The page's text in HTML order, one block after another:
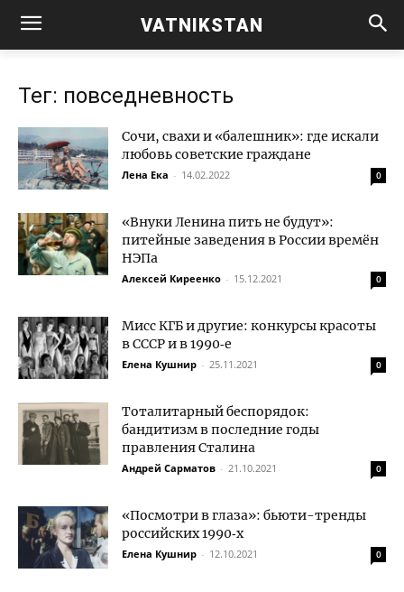
VATNIKSTAN
Тег: повседневность
Сочи, свахи и «балешник»: где искали
любовь советские граждане
Лена Ека - 14.02.2022 0
«Внуки Ленина пить не будут»:
питейные заведения в России времён
НЭПа
Алексей Киреенко - 15.12.2021 0
Мисс КГБ и другие: конкурсы красоты
в СССР и в 1990‑е
Елена Кушнир - 25.11.2021 0
Тоталитарный беспорядок:
бандитизм в последние годы
правления Сталина
Андрей Сарматов - 21.10.2021 0
«Посмотри в глаза»: бьюти-тренды
российских 1990‑х
Елена Кушнир - 12.10.2021 0